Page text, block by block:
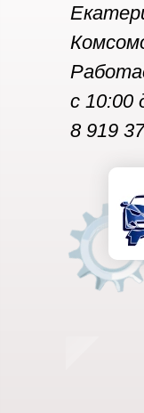
с 10:00
8 919